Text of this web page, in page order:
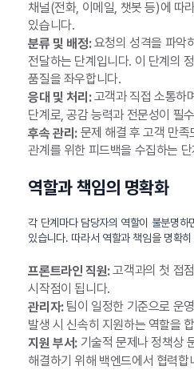
채널(전화, 이메일, 챗봇 등)에 따
있습니다.
분류 및 배정:요청의 성격을 파악
전달하는 단계입니다. 이 단계의
품질을 좌우합니다.
응대 및 처리:고객과 직접 소통하
단계로, 공감 능력과 전문성이 필
후속 관리:문제 해결 후 고객 만족
관계를 위한 피드백을 수집하는
역할과 책임의 명확화
각 단계마다 담당자의 역할이 불분명하
있습니다. 따라서 역할과 책임을 명확
프론트라인 직원:고객과의 첫 접
시작점이 됩니다.
관리자:팀이 일정한 기준으로 운
발생 시 신속히 지원하는 역할을
지원 부서:기술적 문제나 정책상
해결하기 위해 백엔드에서 협력합